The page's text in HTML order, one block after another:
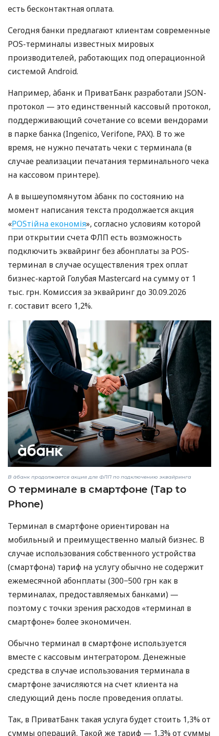
есть бесконтактная оплата.
Сегодня банки предлагают клиентам современные
POS-терминалы известных мировых
производителей, работающих под операционной
системой Android.
Например, àбанк и ПриватБанк разработали JSON-
протокол — это единственный кассовый протокол,
поддерживающий сочетание со всеми вендорами
в парке банка (Ingenico, Verifone, PAX). В то же
время, не нужно печатать чеки с терминала (в
случае реализации печатания терминального чека
на кассовом принтере).
А в вышеупомянутом àбанк по состоянию на
момент написания текста продолжается акция
«POSтійна економія», согласно условиям которой
при открытии счета ФЛП есть возможность
подключить эквайринг без абонплаты за POS-
терминал в случае осуществления трех оплат
бизнес-картой Голубая Mastercard на сумму от 1
тыс. грн. Комиссия за эквайринг до 30.09.2026
г. составит всего 1,2%.
В àбанк продолжается акция для ФЛП по подключению эквайринга
О терминале в смартфоне (Tap to
Phone)
Терминал в смартфоне ориентирован на
мобильный и преимущественно малый бизнес. В
случае использования собственного устройства
(смартфона) тариф на услугу обычно не содержит
ежемесячной абонплаты (300−500 грн как в
терминалах, предоставляемых банками) —
поэтому с точки зрения расходов «терминал в
смартфоне» более экономичен.
Обычно терминал в смартфоне используется
вместе с кассовым интегратором. Денежные
средства в случае использования терминала в
смартфоне зачисляются на счет клиента на
следующий день после проведения оплаты.
Так, в ПриватБанк такая услуга будет стоить 1,3% от
суммы операций. Такой же тариф — 1,3% от суммы